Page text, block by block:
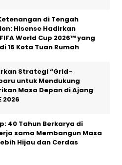
di Tengah
Hisense Hadirkan
World Cup 2026™ yang
16 Kota Tuan Rumah
Strategi “Grid-
untuk Mendukung
Masa Depan di Ajang
2026
40 Tahun Berkarya di
sama Membangun Masa
Hijau dan Cerdas